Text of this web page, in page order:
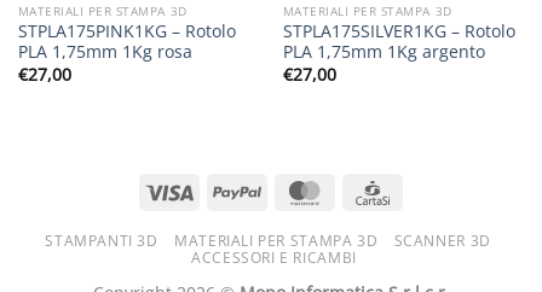
MATERIALI PER STAMPA 3D
STPLA175PINK1KG – Rotolo
PLA 1,75mm 1Kg rosa
€27,00
MATERIALI PER STAMPA 3D
STPLA175SILVER1KG – Rotolo
PLA 1,75mm 1Kg argento
€27,00
STAMPANTI 3D MATERIALI PER STAMPA 3D
SCANNER 3D
ACCESSORI E RICAMBI